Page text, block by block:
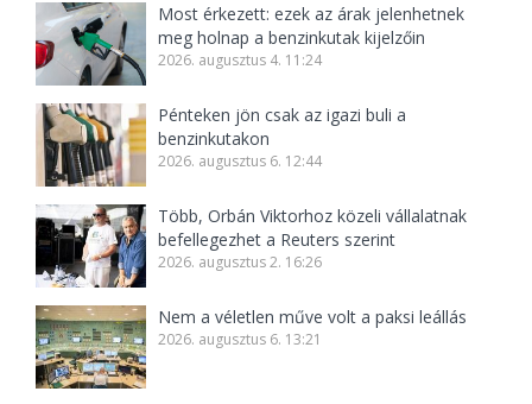
Most érkezett: ezek az árak jelenhetnek
meg holnap a benzinkutak kijelzőin
2026. augusztus 4. 11:24
Pénteken jön csak az igazi buli a
benzinkutakon
2026. augusztus 6. 12:44
Több, Orbán Viktorhoz közeli vállalatnak
befellegezhet a Reuters szerint
2026. augusztus 2. 16:26
Nem a véletlen műve volt a paksi leállás
2026. augusztus 6. 13:21